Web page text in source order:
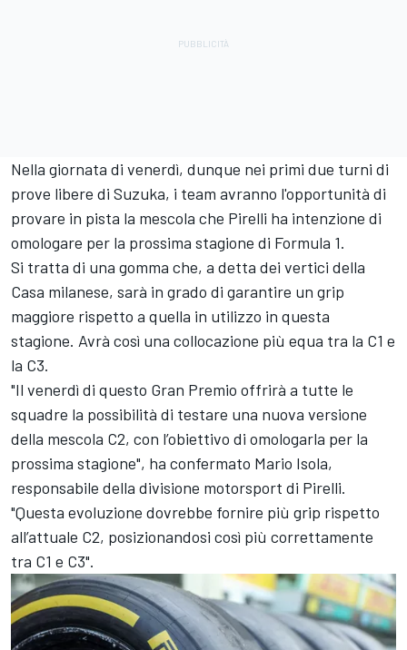
Nella giornata di venerdì, dunque nei primi due turni di
prove libere di Suzuka, i team avranno l'opportunità di
provare in pista la mescola che Pirelli ha intenzione di
omologare per la prossima stagione di Formula 1.
Si tratta di una gomma che, a detta dei vertici della
Casa milanese, sarà in grado di garantire un grip
maggiore rispetto a quella in utilizzo in questa
stagione. Avrà così una collocazione più equa tra la C1 e
la C3.
"Il venerdì di questo Gran Premio offrirà a tutte le
squadre la possibilità di testare una nuova versione
della mescola C2, con l’obiettivo di omologarla per la
prossima stagione", ha confermato Mario Isola,
responsabile della divisione motorsport di Pirelli.
"Questa evoluzione dovrebbe fornire più grip rispetto
all’attuale C2, posizionandosi così più correttamente
tra C1 e C3".